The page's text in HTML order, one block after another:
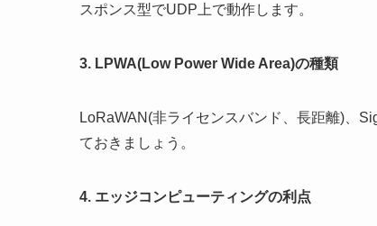
スポンス型でUDP上で動作します。
3. LPWA(Low Power Wide Area)の種類
LoRaWAN(非ライセンスバンド、長距離)、
ておきましょう。
4. エッジコンピューティングの利点